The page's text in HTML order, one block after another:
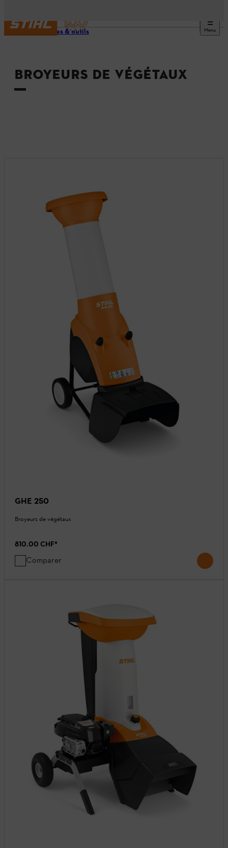
Menu
Machines & outils
BROYEURS DE VÉGÉTAUX
GHE 250
Broyeurs de végétaux
810.00 CHF*
Comparer